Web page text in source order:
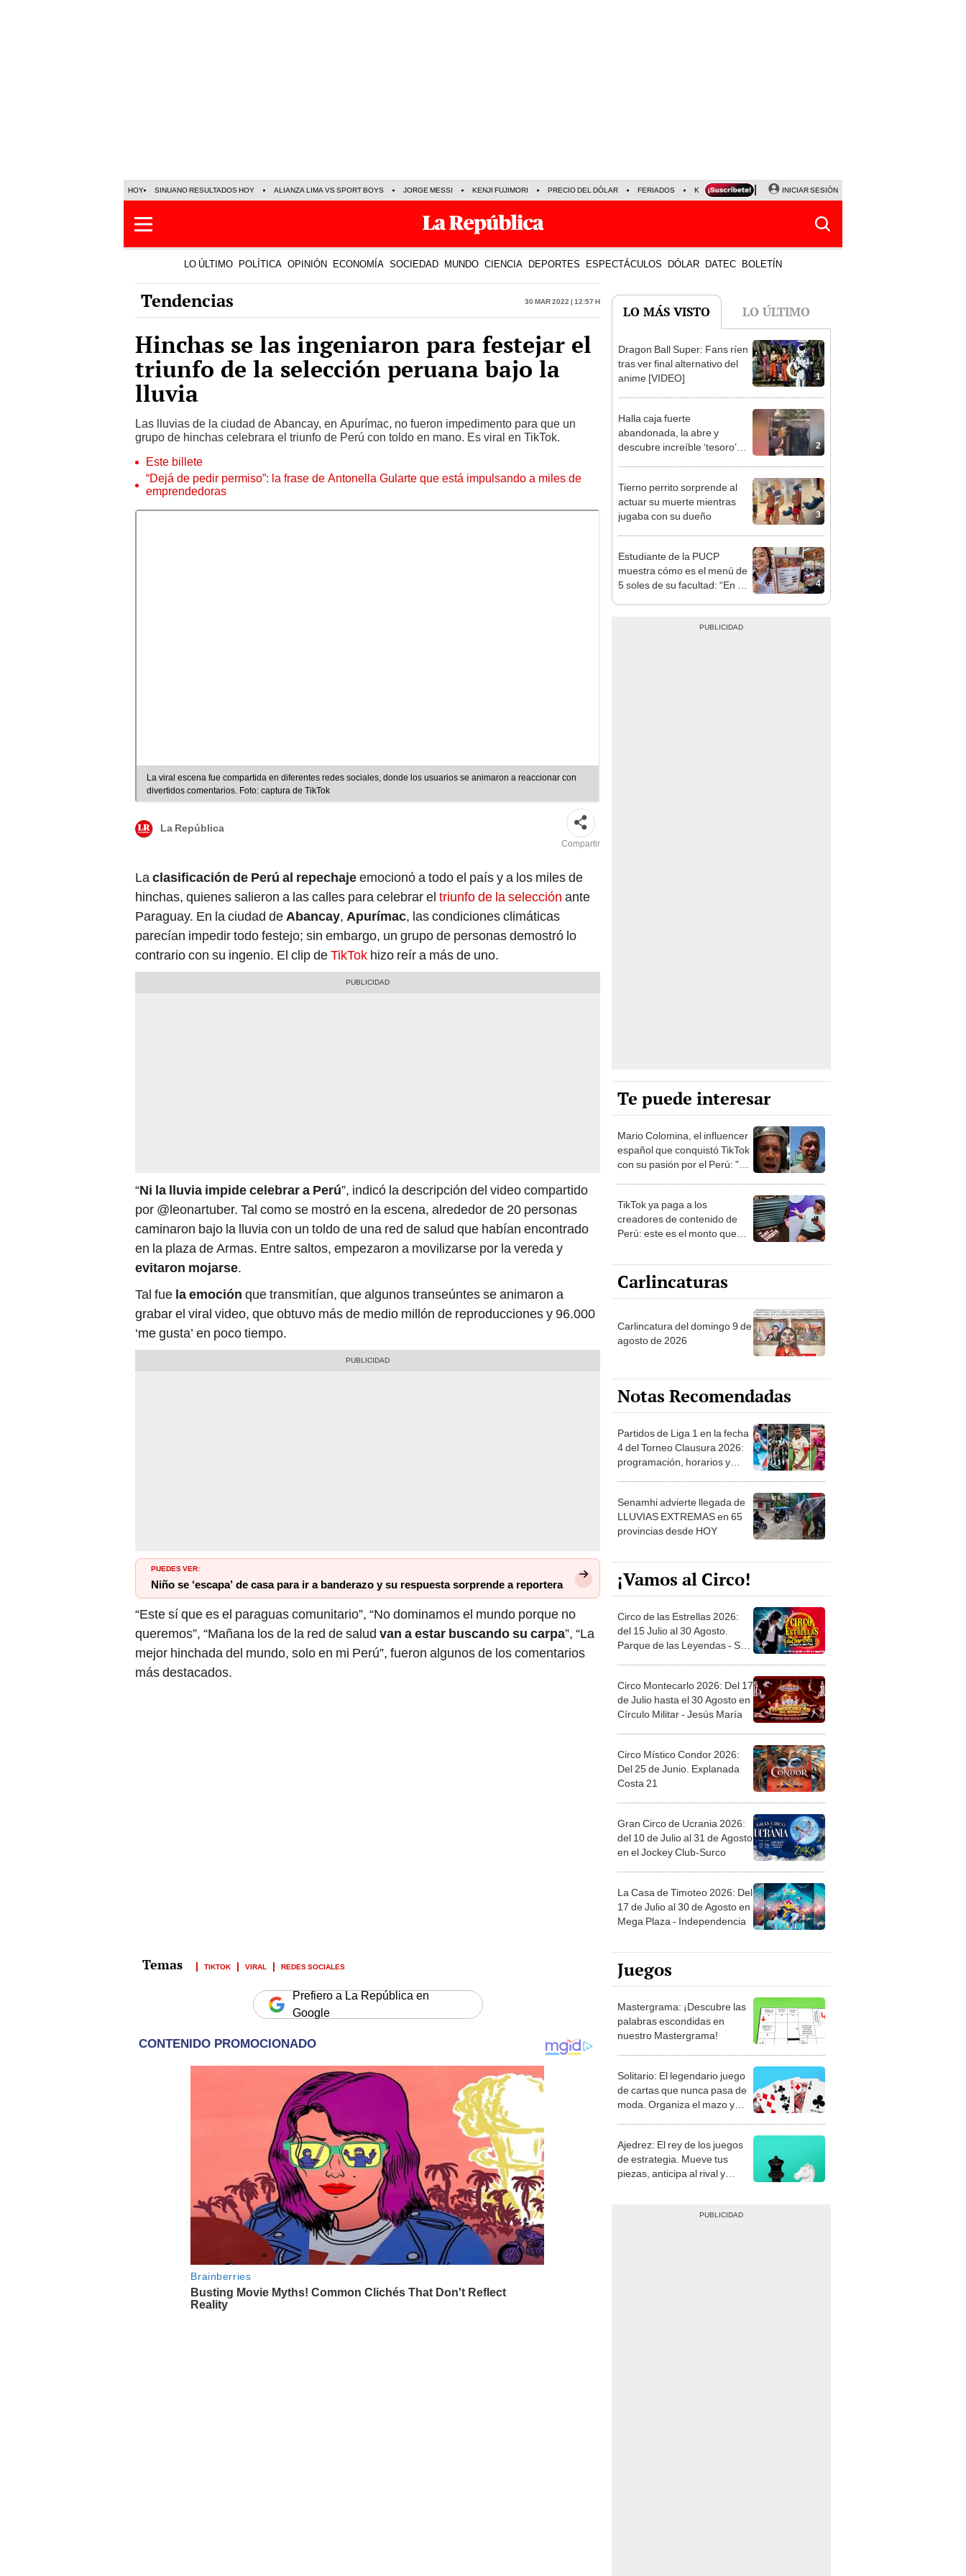
HOY SINUANO RESULTADOS HOY ALIANZA LIMA VS SPORT BOYS JORGE MESSI KENJI FUJIMORI PRECIO DEL DÓLAR FERIADOS KEIKO FUJIMORI NALDY SALDAÑA
INICIAR SESIÓN
LO ÚLTIMO POLÍTICA OPINIÓN ECONOMÍA SOCIEDAD MUNDO CIENCIA DEPORTES ESPECTÁCULOS DÓLAR DATEC BOLETÍN
Tendencias 30 Mar 2022 | 12:57 h
Hinchas se las ingeniaron para festejar el
triunfo de la selección peruana bajo la
lluvia
Las lluvias de la ciudad de Abancay, en Apurímac, no fueron impedimento para que un
grupo de hinchas celebrara el triunfo de Perú con toldo en mano. Es viral en TikTok.
Este billete
“Dejá de pedir permiso”: la frase de Antonella Gularte que está impulsando a miles de
emprendedoras
La viral escena fue compartida en diferentes redes sociales, donde los usuarios se animaron a reaccionar con
divertidos comentarios. Foto: captura de TikTok
La República
Compartir
La clasificación de Perú al repechajeemocionó a todo el país y a los miles de
hinchas, quienes salieron a las calles para celebrar el triunfo de la selección ante
Paraguay. En la ciudad de Abancay, Apurímac, las condiciones climáticas
parecían impedir todo festejo; sin embargo, un grupo de personas demostró lo
contrario con su ingenio. El clip deTikTok hizo reír a más de uno.
“Ni la lluvia impide celebrar a Perú”, indicó la descripción del video compartido
por @leonartuber. Tal como se mostró en la escena, alrededor de 20 personas
caminaron bajo la lluvia con un toldo de una red de salud que habían encontrado
en la plaza de Armas. Entre saltos, empezaron a movilizarse por la vereda y
evitaron mojarse.
Tal fue la emoción que transmitían, que algunos transeúntes se animaron a
grabar el viral video, que obtuvo más de medio millón de reproducciones y 96.000
‘me gusta’ en poco tiempo.
PUEDES VER:
Niño se ‘escapa’ de casa para ir a banderazo y su respuesta sorprende a reportera
“Este sí que es el paraguas comunitario”, “No dominamos el mundo porque no
queremos”, “Mañana los de la red de salud van a estar buscando su carpa”, “La
mejor hinchada del mundo, solo en mi Perú”, fueron algunos de los comentarios
más destacados.
TIKTOK VIRAL REDES SOCIALES
Prefiero a La República en
Google
LO MÁS VISTO LO ÚLTIMO
1
Dragon Ball Super: Fans ríen
tras ver final alternativo del
anime [VIDEO]
2
Halla caja fuerte
abandonada, la abre y
descubre increíble ‘tesoro’
3
Tierno perrito sorprende al
actuar su muerte mientras
jugaba con su dueño
4
Estudiante de la PUCP
muestra cómo es el menú de
5 soles de su facultad: “En mi
Te puede interesar
Mario Colomina, el influencer
español que conquistó TikTok
con su pasión por el Perú: "Mi
TikTok ya paga a los
creadores de contenido de
Perú: este es el monto que
1.000 vistas
Carlincaturas
Carlincatura del domingo 9 de
agosto de 2026
Notas Recomendadas
Partidos de Liga 1 en la fecha
4 del Torneo Clausura 2026:
programación, horarios y
Senamhi advierte llegada de
LLUVIAS EXTREMAS en 65
provincias desde HOY
¡Vamos al Circo!
Circo de las Estrellas 2026:
del 15 Julio al 30 Agosto.
Parque de las Leyendas - San
Circo Montecarlo 2026: Del 17
de Julio hasta el 30 Agosto en
Círculo Militar - Jesús María
Circo Místico Condor 2026:
Del 25 de Junio. Explanada
Costa 21
Gran Circo de Ucrania 2026:
del 10 de Julio al 31 de Agosto
en el Jockey Club-Surco
La Casa de Timoteo 2026: Del
17 de Julio al 30 de Agosto en
Mega Plaza - Independencia
Juegos
Mastergrama: ¡Descubre las
palabras escondidas en
nuestro Mastergrama!
Solitario: El legendario juego
de cartas que nunca pasa de
moda. Organiza el mazo y
Ajedrez: El rey de los juegos
de estrategia. Mueve tus
piezas, anticipa al rival y